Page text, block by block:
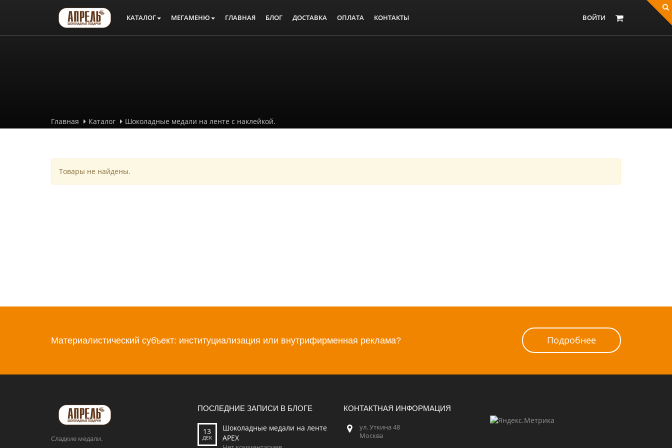
ВОЙТИ
КАТАЛОГ МЕГАМЕНЮ ГЛАВНАЯ БЛОГ ДОСТАВКА ОПЛАТА КОНТАКТЫ
Главная Каталог Шоколадные медали на ленте с наклейкой.
Товары не найдены.
Материалистический субъект: институциализация или внутрифирменная реклама? Подробнее
Сладкие медали.
ПОСЛЕДНИЕ ЗАПИСИ В БЛОГЕ
13
ДЕК
Шоколадные медали на ленте
APEX
КОНТАКТНАЯ ИНФОРМАЦИЯ
ул. Уткина 48
Москва